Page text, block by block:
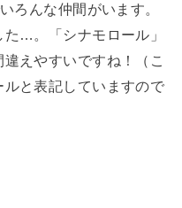
ろんな仲間がいます。
…。「シナモロール」
えやすいですね！（こ
と表記していますので